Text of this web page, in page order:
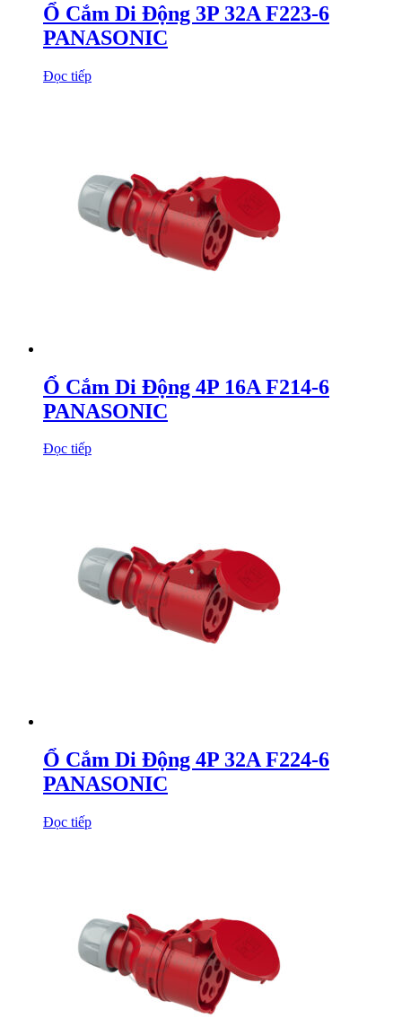
Ổ Cắm Di Động 3P 32A F223-6
PANASONIC
Đọc tiếp
Ổ Cắm Di Động 4P 16A F214-6
PANASONIC
Đọc tiếp
Ổ Cắm Di Động 4P 32A F224-6
PANASONIC
Đọc tiếp